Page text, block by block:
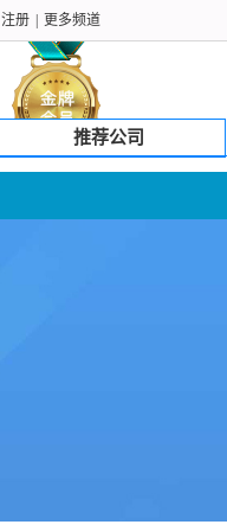
注册 更多频道
推荐公司